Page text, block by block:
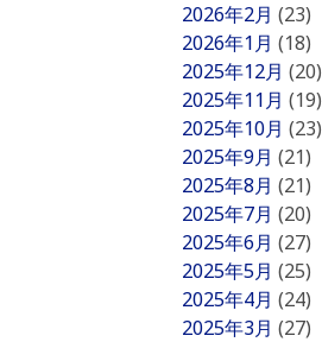
2026年2月 (23)
2026年1月 (18)
2025年12月 (20)
2025年11月 (19)
2025年10月 (23)
2025年9月 (21)
2025年8月 (21)
2025年7月 (20)
2025年6月 (27)
2025年5月 (25)
2025年4月 (24)
2025年3月 (27)